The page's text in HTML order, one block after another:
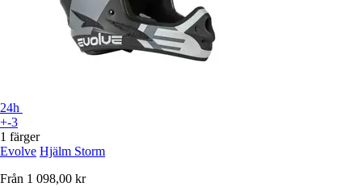
24h
+-3
1 färger
Evolve Hjälm Storm
Från 1 098,00 kr